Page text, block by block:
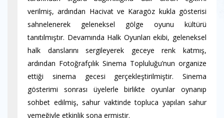
verilmiş, ardından Hacivat ve Karagöz kukla gösterisi
sahnelenerek geleneksel gölge oyunu kültürü
tanıtılmıştır. Devamında Halk Oyunları ekibi, geleneksel
halk danslarını sergileyerek geceye renk katmış,
ardından Fotoğrafçılık Sinema Topluluğu’nun organize
ettiği sinema gecesi gerçekleştirilmiştir. Sinema
gösterimi sonrası üyelerle birlikte oyunlar oynanıp
sohbet edilmiş, sahur vaktinde topluca yapılan sahur
yemeğiyle etkinlik sona ermiştir.